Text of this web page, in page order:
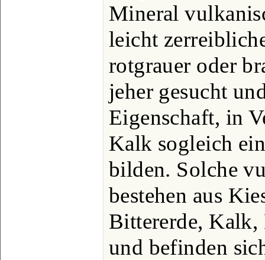
Mineral
leicht
rotgrauer oder
jeher gesucht
Eigenschaft, in
Kalk sogleich
bilden. Solche
bestehen aus
Bittererde,
und befinden